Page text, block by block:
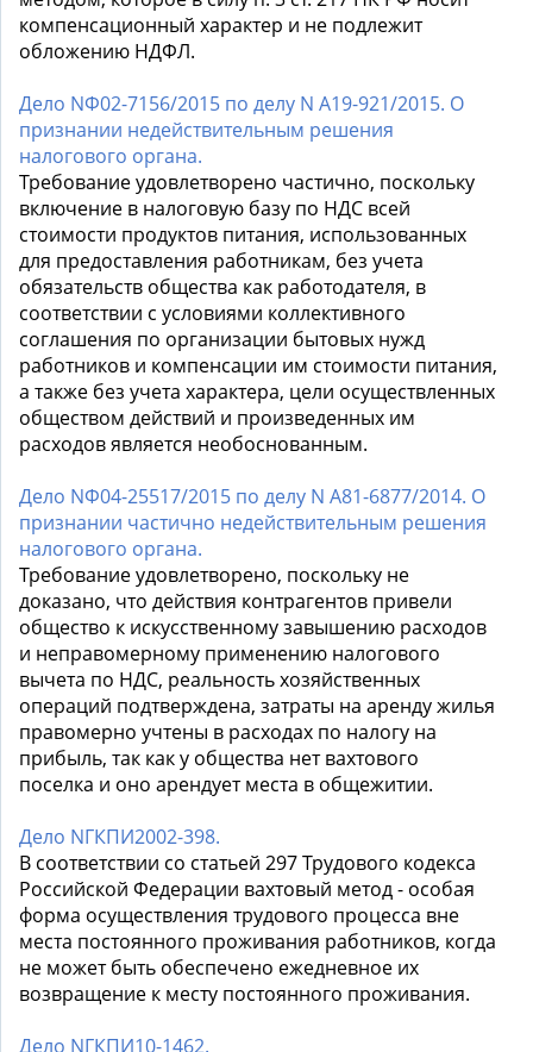
компенсационный характер и не подлежит
обложению НДФЛ.
Дело NФ02-7156/2015 по делу N А19-921/2015. О
признании недействительным решения
налогового органа.
Требование удовлетворено частично, поскольку
включение в налоговую базу по НДС всей
стоимости продуктов питания, использованных
для предоставления работникам, без учета
обязательств общества как работодателя, в
соответствии с условиями коллективного
соглашения по организации бытовых нужд
работников и компенсации им стоимости питания,
а также без учета характера, цели осуществленных
обществом действий и произведенных им
расходов является необоснованным.
Дело NФ04-25517/2015 по делу N А81-6877/2014. О
признании частично недействительным решения
налогового органа.
Требование удовлетворено, поскольку не
доказано, что действия контрагентов привели
общество к искусственному завышению расходов
и неправомерному применению налогового
вычета по НДС, реальность хозяйственных
операций подтверждена, затраты на аренду жилья
правомерно учтены в расходах по налогу на
прибыль, так как у общества нет вахтового
поселка и оно арендует места в общежитии.
Дело NГКПИ2002-398.
В соответствии со статьей 297 Трудового кодекса
Российской Федерации вахтовый метод - особая
форма осуществления трудового процесса вне
места постоянного проживания работников, когда
не может быть обеспечено ежедневное их
возвращение к месту постоянного проживания.
Дело NГКПИ10-1462.